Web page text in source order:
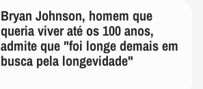
Bryan Johnson, homem que
queria viver até os 100 anos,
admite que "foi longe demais em
busca pela longevidade"